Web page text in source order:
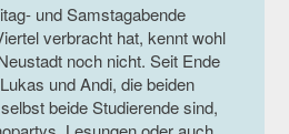
und Samstagabende
verbracht hat, kennt wohl
noch nicht. Seit Ende
und Andi, die beiden
beide Studierende sind,